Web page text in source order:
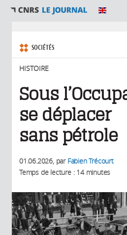
SECTIONS
SOCIÉTÉS
HISTOIRE
Sous
se déplacer
sans pétrole
01.06.2026, par Fabien Trécourt
Temps de lecture : 14 minutes